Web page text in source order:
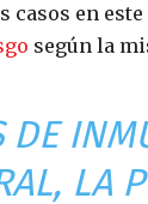
casos en
según la
DE
LA